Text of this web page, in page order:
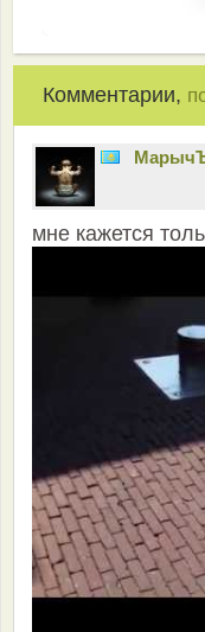
Комментарии,
мне кажется